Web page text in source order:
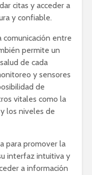
citas y acceder a
y confiable.
entre
permite un
de cada
y sensores
de
vitales como la
los niveles de
para promover la
interfaz intuitiva y
a información